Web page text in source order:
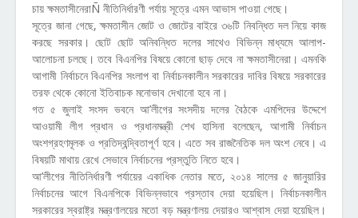
চায় ক্ষমতাসীনেরাÑ নীতিনির্ধারণী পর্যায় সূত্রে এমন আভাস পাওয়া গেছে।
সূত্রে জানা গেছে, ক্ষমতাসীন জোট ও জোটের বাইরে ৩৬টি নিবন্ধিত দল নিয়ে কাজ
করছে সরকার। ছোট ছোট অনিবন্ধিত দলের সাথেও বিভিন্ন মাধ্যমে আলাপ-
আলোচনা চলছে। তবে বিএনপির বিষয়ে কোনো ছাড় দেবে না ক্ষমতাসীনেরা। এমনকি
আগামী নির্বাচনে বিএনপির সংলাপ বা নির্বাচনকালীন সরকারের দাবির বিষয়ে সরকারের
তরফ থেকে কোনো ইতিবাচক মনোভাব দেখানো হবে না।
গত ৫ জুলাই সংসদ ভবনে আ’লীগের সংসদীয় দলের বৈঠকে এমপিদের উদ্দেশে
আওয়ামী লীগ প্রধান ও প্রধানমন্ত্রী শেখ হাসিনা বলেছেন, আগামী নির্বাচন
অংশগ্রহণমূলক ও প্রতিদ্বন্দ্বিতাপূর্ণ হবে। এতে সব রাজনৈতিক দল অংশ নেবে। এ
বিষয়টি মাথায় রেখে সেভাবে নির্বাচনের প্রস্তুতি নিতে হবে।
আ’লীগের নীতিনির্ধারণী পর্যায়ের একাধিক নেতার মতে, ২০১৪ সালের ৫ জানুয়ারির
নির্বাচনের আগে বিএনপিকে বিভিন্নভাবে প্রস্তাব দেয়া হয়েছিল। নির্বাচনকালীন
সরকারের স্বরাষ্ট্র মন্ত্রণালয়ের মতো বড় মন্ত্রণালয় দেয়ারও আশ্বাস দেয়া হয়েছিল।